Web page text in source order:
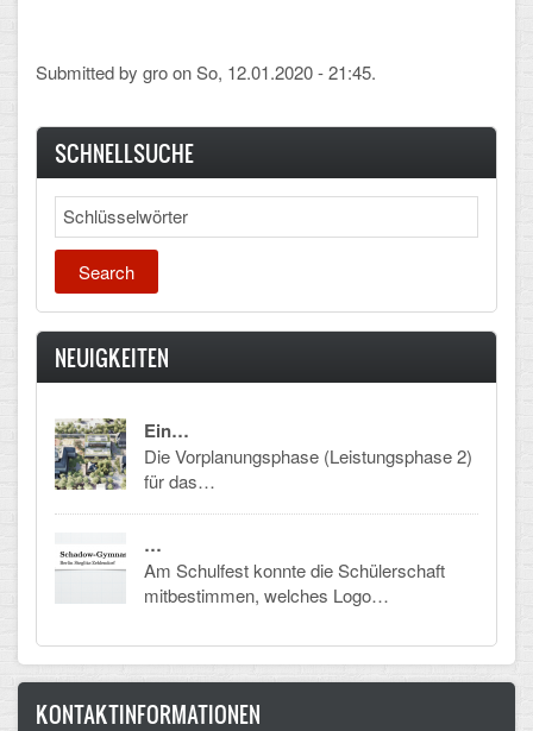
Gesellschaftswissenschaften
Musische Fächer
Sport
ORGANISATION
Abitur
Kurswahl 10. Kl.
Umwahl 11. Kl.
Wahlfächer
CLOUD
Submitted by groon So, 12.01.2020 - 21:45.
SCHNELLSUCHE
Search
NEUIGKEITEN
Ein…
Die Vorplanungsphase (Leistungsphase 2)
für das…
…
Am Schulfest konnte die Schülerschaft
mitbestimmen, welches Logo…
KONTAKTINFORMATIONEN